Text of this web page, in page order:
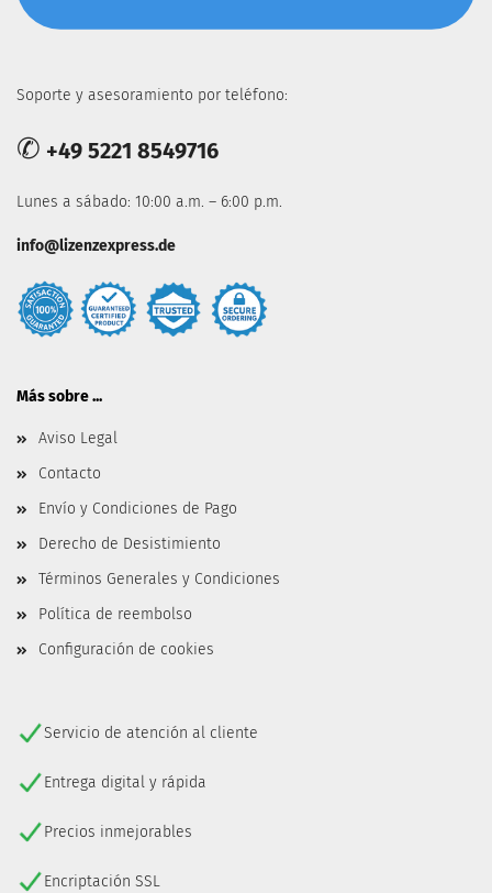
Soporte y asesoramiento por teléfono:
✆ +49 5221 8549716
Lunes a sábado: 10:00 a.m. – 6:00 p.m.
info@lizenzexpress.de
Más sobre ...
Aviso Legal
Contacto
Envío y Condiciones de Pago
Derecho de Desistimiento
Términos Generales y Condiciones
Política de reembolso
Configuración de cookies
Servicio de atención al cliente
Entrega digital y rápida
Precios inmejorables
Encriptación SSL